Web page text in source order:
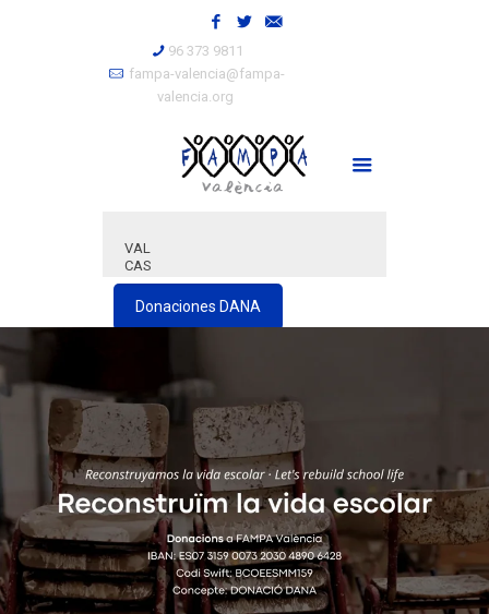
96 373 9811
fampa-valencia@fampa-
valencia.org
VAL
CAS
Donaciones DANA